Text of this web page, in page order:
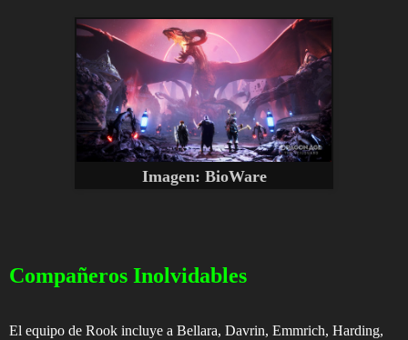
Imagen: BioWare
Compañeros Inolvidables
El equipo de Rook incluye a Bellara, Davrin, Emmrich, Harding,